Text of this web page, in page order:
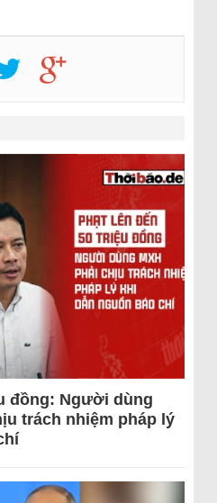
đồng: Người dùng
trách nhiệm pháp lý